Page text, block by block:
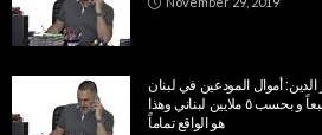
أموال المودعين في لبنان
محتجزة سياسياً لدى المصارف… طبعاً و بحسب ٥ ملايين لبناني وهذا
هو الواقع تماماً